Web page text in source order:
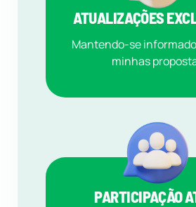
ATUALIZAÇÕES
Mantendo-se
minhas
PARTICIPAÇÃO